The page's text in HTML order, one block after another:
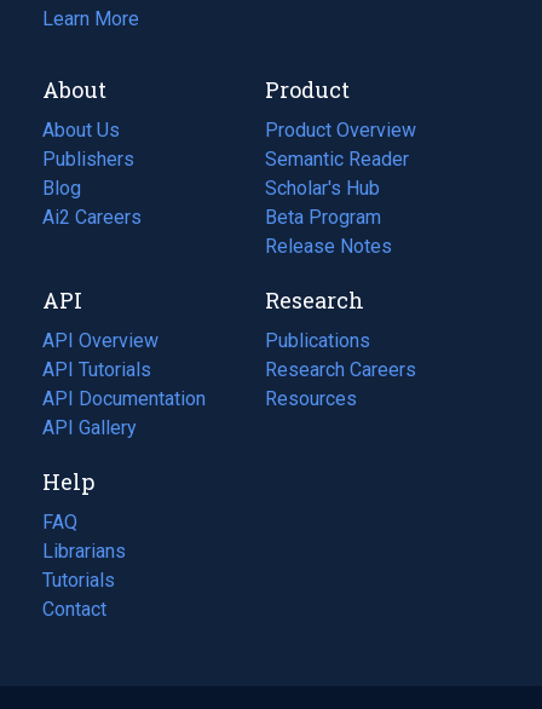
Learn More
About
About Us
Publishers
Blog
(opens
in
tab)
Ai2 Careers
(opens
new
tab)
Product
Product Overview
Semantic Reader
Scholar's Hub
Beta Program
Release Notes
API
API Overview
API Tutorials
API Documentation
(opens
in
new
tab)
API Gallery
Research
Publications
(opens
in
a
Research Careers
(opens
in
Resources
(opens
Help
FAQ
Librarians
Tutorials
Contact